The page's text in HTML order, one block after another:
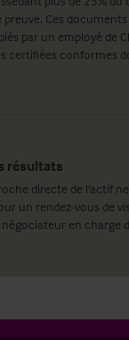
Ces
par un employé de
certifiées conformes
résultats
directe de l'actif
un rendez-vous de
en charge